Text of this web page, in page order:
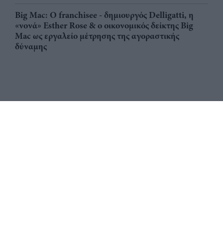
Big Mac: Ο franchisee - δημιουργός Delligatti, η
«νονά» Esther Rose & ο οικονομικός δείκτης Big
Mac ως εργαλείο μέτρησης της αγοραστικής
δύναμης